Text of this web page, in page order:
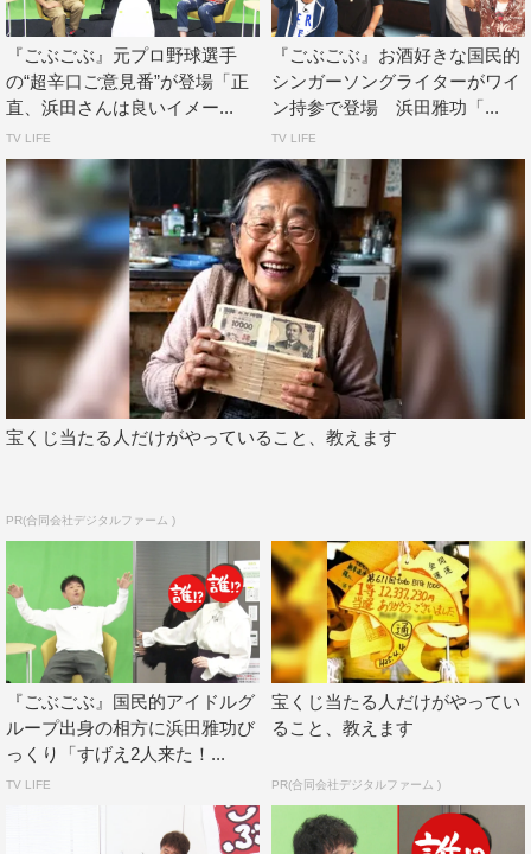
©MBS
ツートライブ ミキ 亜生 昴生
浜田雅功
『ごぶごぶ』元プロ野球選手
の“超辛口ご意見番”が登場「正
直、浜田さんは良いイメー...
TV LIFE
『ごぶごぶ』お酒好きな国民的
シンガーソングライターがワイ
ン持参で登場 浜田雅功「...
TV LIFE
宝くじ当たる人だけがやっていること、教えます
PR(合同会社デジタルファーム )
『ごぶごぶ』国民的アイドルグ
ループ出身の相方に浜田雅功び
っくり「すげえ2人来た！...
TV LIFE
宝くじ当たる人だけがやってい
ること、教えます
PR(合同会社デジタルファーム )